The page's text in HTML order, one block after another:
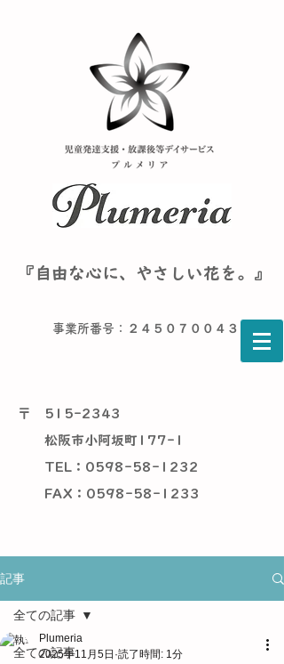
『自由な心に、やさしい花を。』
事業所番号：２４５０７００４３６
〒
515-2343
松阪市小阿坂町177-1
TEL：0598-58-1232
​ FAX：0598-58-1233
記事
全ての記事
全ての記事
Plumeria
2025年11月5日 読了時間: 1分